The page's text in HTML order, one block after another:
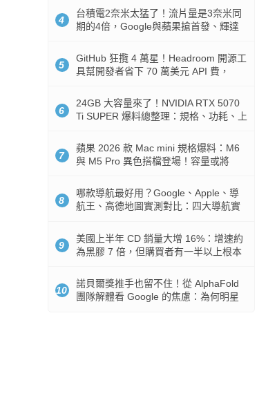
4
台積電2奈米太猛了！流片量是3奈米同
期的4倍，Google與蘋果搶首發、輝達
5
GitHub 狂攬 4 萬星！Headroom 開源工
具幫開發者省下 70 萬美元 API 費，
6
24GB 大容量來了！NVIDIA RTX 5070
Ti SUPER 爆料總整理：規格、功耗、上
7
蘋果 2026 款 Mac mini 規格爆料：M6
與 M5 Pro 異色搭檔登場！容量或將
8
哪款導航最好用？Google、Apple、導
航王、高德地圖實測對比：四大導航實
9
美國上半年 CD 銷量大增 16%：增速約
為黑膠 7 倍，但購買者有一半以上根本
10
諾貝爾獎推手也留不住！從 AlphaFold
團隊解體看 Google 的焦慮：為何明星